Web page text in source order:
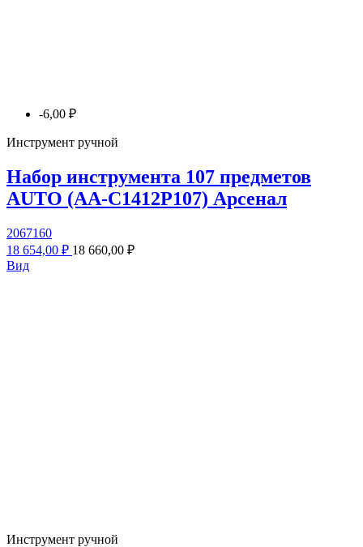
-6,00 ₽
Инструмент ручной
Набор инструмента 107 предметов
AUTO (AA-C1412P107) Арсенал
2067160
18 654,00 ₽ 18 660,00 ₽
Вид
Инструмент ручной